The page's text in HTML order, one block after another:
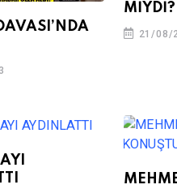
MİYDİ?
21/08/